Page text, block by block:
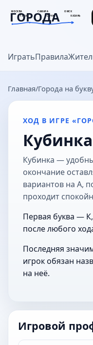
МОСКВА САМАРА
ОМСК
ТУЛА
СОЧИ КАЗАНЬ
ГОРОДА
goroda-na.ru
ИгратьПравила
Главная Города на
ХОД В ИГРЕ
Кубинка
Кубинка —
окончание
вариантов на А,
проходит
Первая буква —
после любого
Последняя
игрок обязан
на неё.
Игровой